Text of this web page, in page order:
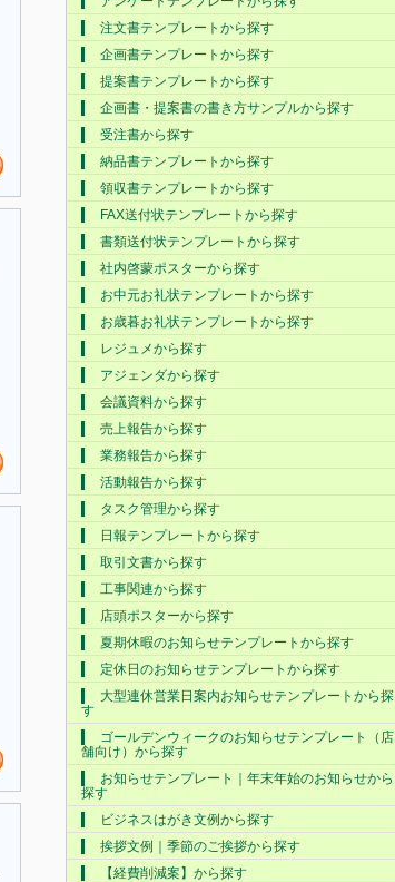
注文書テンプレートから探す
企画書テンプレートから探す
提案書テンプレートから探す
企画書・提案書の書き方サンプルから探す
受注書から探す
納品書テンプレートから探す
領収書テンプレートから探す
FAX送付状テンプレートから探す
書類送付状テンプレートから探す
社内啓蒙ポスターから探す
お中元お礼状テンプレートから探す
お歳暮お礼状テンプレートから探す
レジュメから探す
アジェンダから探す
会議資料から探す
売上報告から探す
業務報告から探す
活動報告から探す
タスク管理から探す
日報テンプレートから探す
取引文書から探す
工事関連から探す
店頭ポスターから探す
夏期休暇のお知らせテンプレートから探す
定休日のお知らせテンプレートから探す
大型連休営業日案内お知らせテンプレートから探
す
ゴールデンウィークのお知らせテンプレート（店
舗向け）から探す
お知らせテンプレート｜年末年始のお知らせから
探す
ビジネスはがき文例から探す
挨拶文例｜季節のご挨拶から探す
【経費削減案】から探す